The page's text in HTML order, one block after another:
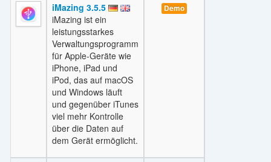
iMazing 3.5.5
iMazing ist ein
leistungsstarkes
Verwaltungsprogramm
für Apple-Geräte wie
iPhone, iPad und
iPod, das auf macOS
und Windows läuft
und gegenüber iTunes
viel mehr Kontrolle
über die Daten auf
dem Gerät ermöglicht.
Demo